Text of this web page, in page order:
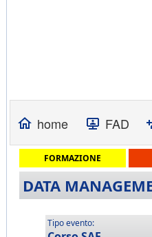
home FAD
FORMAZIONE
DATA
Tipo evento: